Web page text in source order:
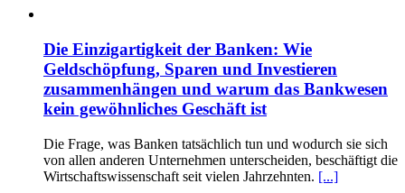
Die Einzigartigkeit der Banken: Wie
Geldschöpfung, Sparen und Investieren
zusammenhängen und warum das Bankwesen
kein gewöhnliches Geschäft ist
Die Frage, was Banken tatsächlich tun und wodurch sie sich
von allen anderen Unternehmen unterscheiden, beschäftigt die
Wirtschaftswissenschaft seit vielen Jahrzehnten. [...]